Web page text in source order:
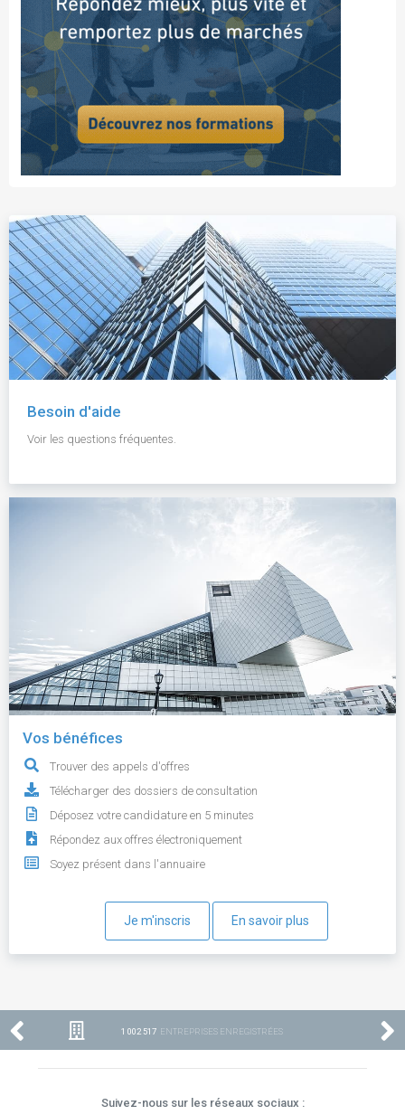
Besoin d'aide
Voir les questions fréquentes.
Vos bénéfices
Trouver des appels d'offres
Télécharger des dossiers de consultation
Déposez votre candidature en 5 minutes
Répondez aux offres électroniquement
Soyez présent dans l'annuaire
Je m'inscris En savoir plus
1 002 517 ENTREPRISES ENREGISTRÉES
Suivez-nous sur les réseaux sociaux :